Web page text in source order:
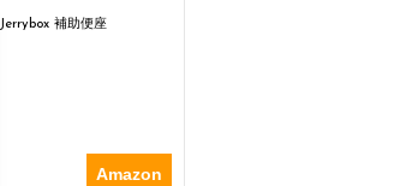
Jerrybox 補助便座
Amazon